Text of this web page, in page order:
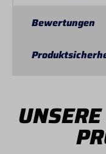
Bewertungen